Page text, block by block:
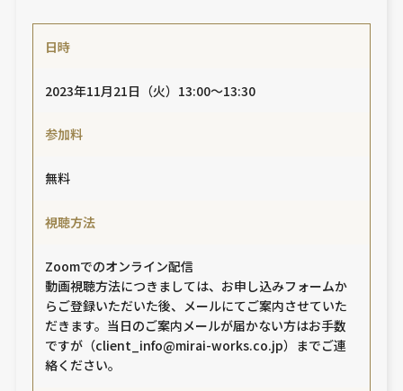
日時
2023年11月21日（火）13:00～13:30
参加料
無料
視聴方法
Zoomでのオンライン配信
動画視聴方法につきましては、お申し込みフォームか
らご登録いただいた後、メールにてご案内させていた
だきます。当日のご案内メールが届かない方はお手数
ですが（client_info@mirai-works.co.jp）までご連
絡ください。